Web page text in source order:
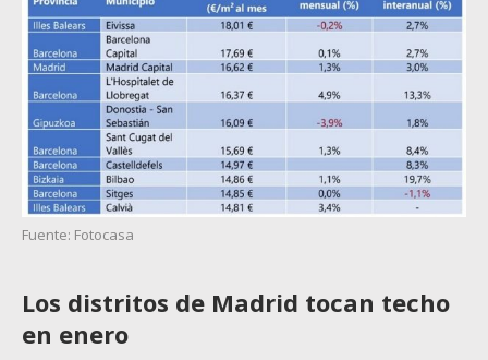
Fuente: Fotocasa
Los distritos de Madrid tocan techo
en enero